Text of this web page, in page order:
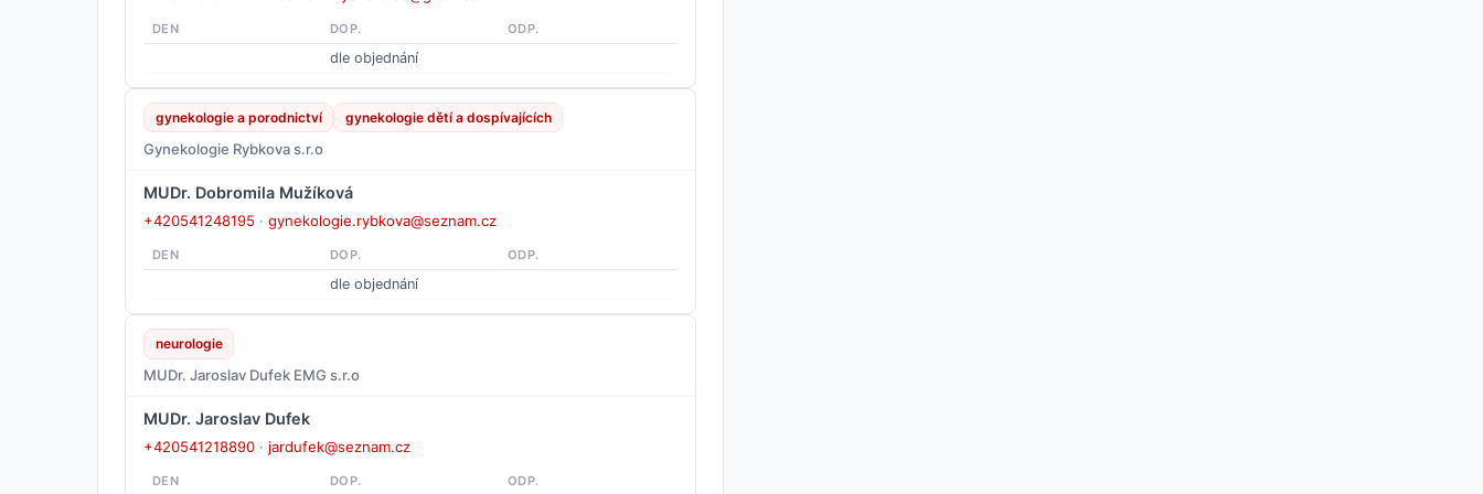
DEN DOP. ODP.
dle objednání
gynekologie a porodnictví gynekologie dětí a dospívajících
Gynekologie Rybkova s.r.o
MUDr. Dobromila Mužíková
+420541248195 · gynekologie.rybkova@seznam.cz
DEN DOP. ODP.
dle objednání
neurologie
MUDr. Jaroslav Dufek EMG s.r.o
MUDr. Jaroslav Dufek
+420541218890 · jardufek@seznam.cz
DEN DOP. ODP.